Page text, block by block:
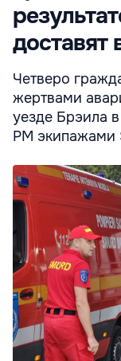
доставят
Четверо
жертвами
уезде Брэила
РМ экипажами